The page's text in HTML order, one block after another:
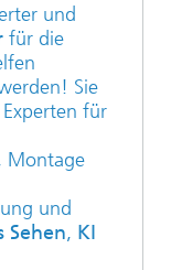
und
für die
Sie
für
Montage
und
Sehen, KI